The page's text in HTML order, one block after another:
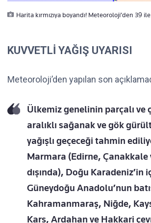
Harita kırmızıya boyandı! Meteoroloji’den 39
KUVVETLİ YAĞIŞ UYARISI
Meteoroloji’den yapılan son
Ülkemiz genelinin parçalı ve
aralıklı sağanak ve gök
yağışlı geçeceği tahmin
Marmara (Edirne, Çanakkale
dışında), Doğu Karadeniz’in
Güneydoğu Anadolu’nun
Kahramanmaraş, Niğde,
Kars, Ardahan ve Hakkari